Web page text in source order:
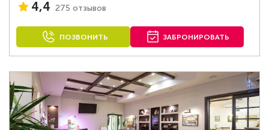
4,4 275 отзывов
ПОЗВОНИТЬ ЗАБРОНИРОВАТЬ